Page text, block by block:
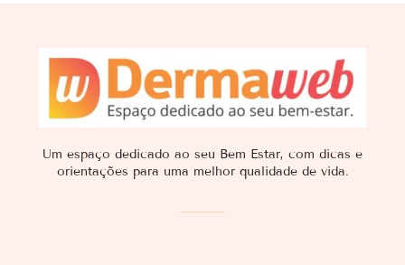
Um espaço dedicado ao seu Bem Estar, com dicas e
orientações para uma melhor qualidade de vida.